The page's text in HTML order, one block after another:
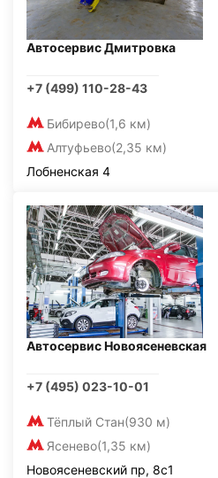
Автосервис Дмитровка
+7 (499) 110-28-43
Бибирево(1,6 км)
Алтуфьево(2,35 км)
Лобненская 4
Автосервис Новоясеневская
+7 (495) 023-10-01
Тёплый Стан(930 м)
Ясенево(1,35 км)
Новоясеневский пр, 8с1